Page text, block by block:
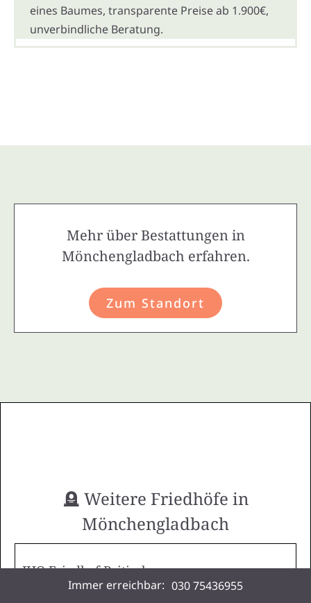
eines Baumes, transparente Preise ab 1.900€,
unverbindliche Beratung.
Mehr über Bestattungen in
Mönchengladbach erfahren.
Zum Standort
🪦 Weitere Friedhöfe in
Mönchengladbach
JHQ Friedhof Britisch
Immer erreichbar: 030 75436955